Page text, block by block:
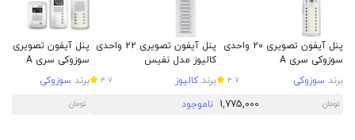
پنل آیفون تصویری 20 واحدی
سوزوکی سری A
برند سوزوکی 4.7
تومان 1,775,000
پنل آیفون تصویری 22 واحدی
کالیوز مدل نفیس
برندکالیوز 4.7
ناموجود
سوزوکی سری A
برند سوزوکی
تومان